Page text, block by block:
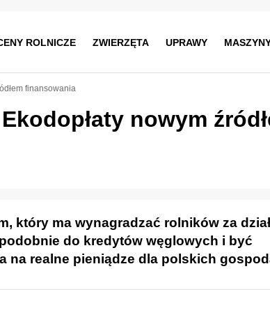
ROLNICZE ZWIERZĘTA UPRAWY
finansowania
nowym
który ma wynagradzać rolników za
do kredytów węglowych i być
na realne pieniądze dla polskich